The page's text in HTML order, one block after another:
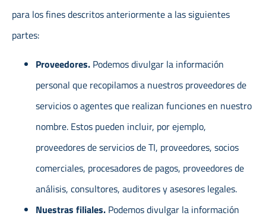
para los fines descritos anteriormente a las siguientes
partes:
Proveedores. Podemos divulgar la información
personal que recopilamos a nuestros proveedores de
servicios o agentes que realizan funciones en nuestro
nombre. Estos pueden incluir, por ejemplo,
proveedores de servicios de TI, proveedores, socios
comerciales, procesadores de pagos, proveedores de
análisis, consultores, auditores y asesores legales.
Nuestras filiales. Podemos divulgar la información